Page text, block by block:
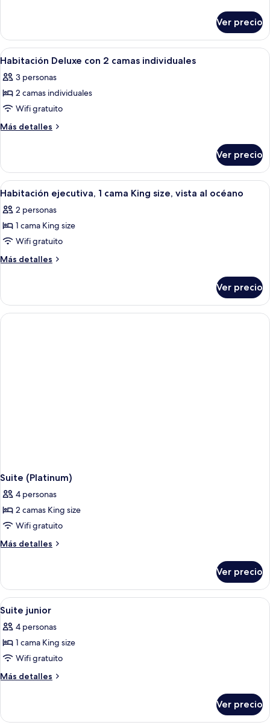
camas
individuales,
vista
a
la
alberca
Deluxe
con
2
individuales,
vista
la
alberca
Ver precio
Abrir
todas
las
fotos
de
Habitación
2
camas
individuales
Una cama doble con sábanas
4
Habitación Deluxe con 2 camas individuales
3 personas
2 camas individuales
Wifi gratuito
Más detalles
Más
Deluxe
con
2
individuales
Ver precio
Abrir
todas
las
fotos
de
Habitación
cama
King
size,
Una habitación de hotel con cama,
7
Habitación ejecutiva, 1 cama King size, vista al océano
2 personas
1 cama King size
Wifi gratuito
Más detalles
Más
ejecutiva,
cama
Ver precio
Suite (Platinum)
4 personas
2 camas King size
Wifi gratuito
Más detalles
Más
(Platinum)
Ver precio
Abrir
todas
las
fotos
de
Suite
Una habitación de hotel moderna
7
Suite junior
4 personas
1 cama King size
Wifi gratuito
Más detalles
Más
junior
Ver precio